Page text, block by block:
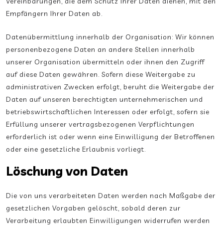
Empfängern Ihrer Daten ab.
Datenübermittlung innerhalb der Organisation: Wir können
personenbezogene Daten an andere Stellen innerhalb
unserer Organisation übermitteln oder ihnen den Zugriff
auf diese Daten gewähren. Sofern diese Weitergabe zu
administrativen Zwecken erfolgt, beruht die Weitergabe der
Daten auf unseren berechtigten unternehmerischen und
betriebswirtschaftlichen Interessen oder erfolgt, sofern sie
Erfüllung unserer vertragsbezogenen Verpflichtungen
erforderlich ist oder wenn eine Einwilligung der Betroffenen
oder eine gesetzliche Erlaubnis vorliegt.
Löschung von Daten
Die von uns verarbeiteten Daten werden nach Maßgabe der
gesetzlichen Vorgaben gelöscht, sobald deren zur
Verarbeitung erlaubten Einwilligungen widerrufen werden